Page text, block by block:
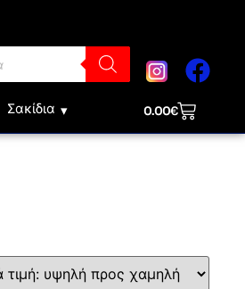
Σακίδια 0.00€